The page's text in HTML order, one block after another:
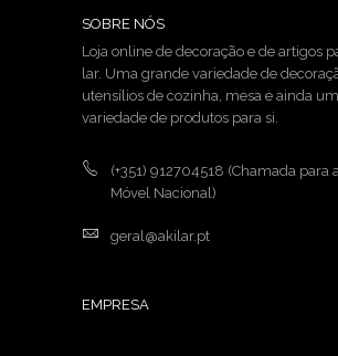
SOBRE NÓS
Loja online de decoração e de artigos
lar. Uma grande variedade de
utensílios de cozinha, mesa e ainda
variedade de produtos para si.
(+351) 912704518 (Chamada para
Móvel Nacional)
geral@akilar.pt
EMPRESA